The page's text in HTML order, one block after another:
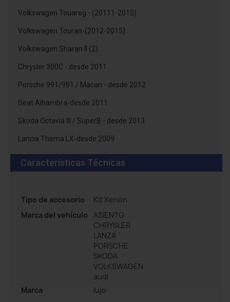
Volkswagen Touareg - (20111-2015)
Volkswagen Touran-(2012-2015)
Volkswagen Sharan II (2)
Chrysler 300C - desde 2011
Porsche 991/981 / Macan - desde 2012
Seat Alhambra-desde 2011
Skoda Octavia III / SuperB - desde 2013
Lancia Thema LX-desde 2009
Características Técnicas
Tipo de accesorio
Kit Xenón
Marca del vehículo
ASIENTO
CHRYSLER
LANZA
PORSCHE
SKODA
VOLKSWAGEN
audi
Marca
lujo